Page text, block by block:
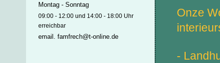
Onze
-
Montag - Sonntag
09:00 - 12:00 und 14:00 - 18:00 Uhr
erreichbar
email. famfrech@t-online.de